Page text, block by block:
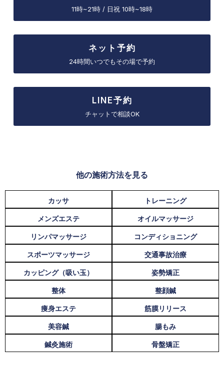
11時~21時 / 日祝 10時~18時
ネット予約
24時間いつでもその場で予約
LINE予約
チャットで相談OK
他の施術方法を見る
カッサ トレーニング
メンズエステ オイルマッサージ
リンパマッサージ コンディショニング
スポーツマッサージ 交通事故治療
カッピング（吸い玉） 姿勢矯正
整体 整顔鍼
痩身エステ 筋膜リリース
美容鍼 腸もみ
鍼灸施術 骨盤矯正